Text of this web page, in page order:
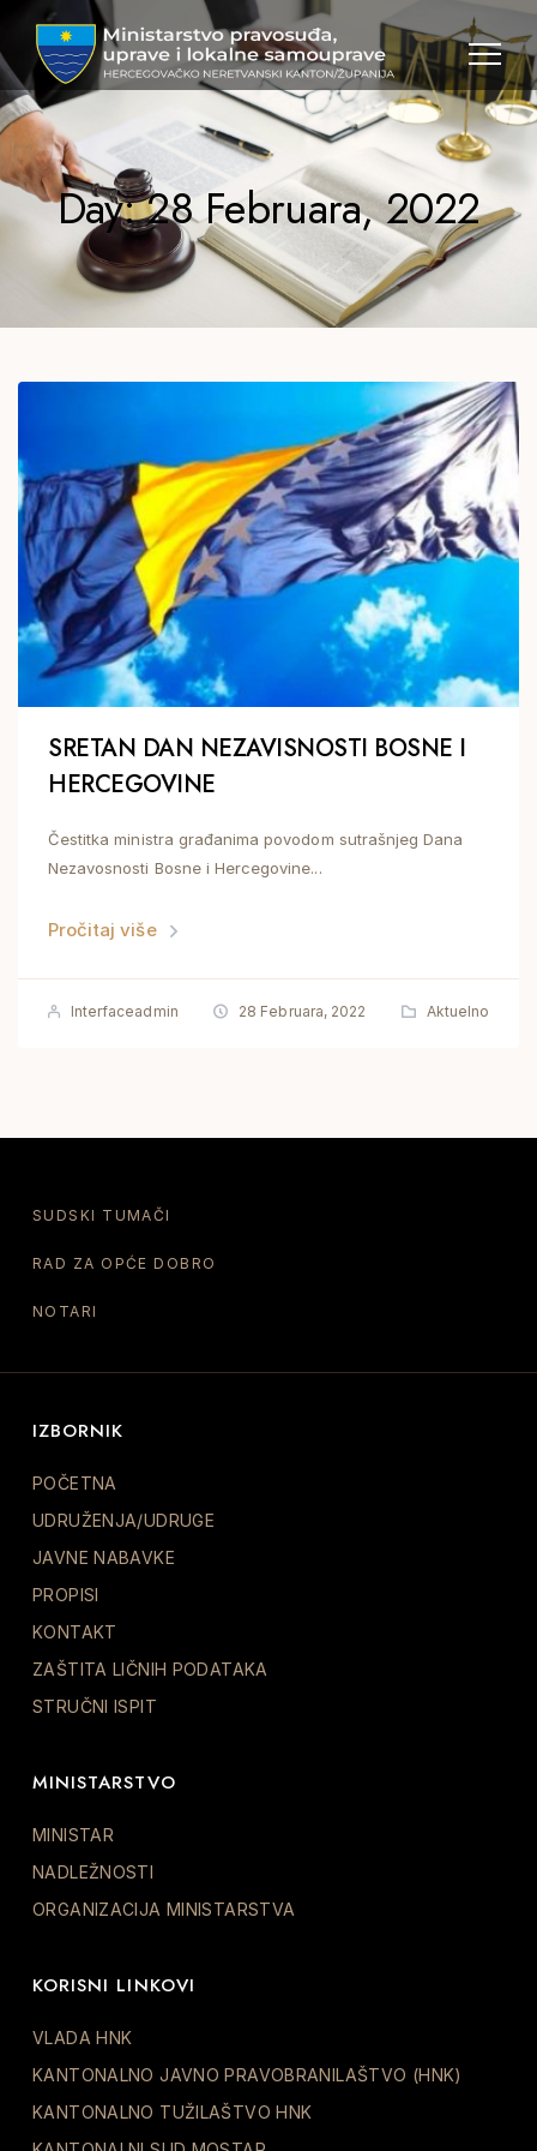
MPULS
HNK
Day: 28 Februara, 2022
SRETAN DAN NEZAVISNOSTI BOSNE I
HERCEGOVINE
Čestitka ministra građanima povodom sutrašnjeg Dana
Nezavosnosti Bosne i Hercegovine...
Pročitaj više
Interfaceadmin 28 Februara, 2022 Aktuelno
SUDSKI TUMAČI
RAD ZA OPĆE DOBRO
NOTARI
IZBORNIK
POČETNA
UDRUŽENJA/UDRUGE
JAVNE NABAVKE
PROPISI
KONTAKT
ZAŠTITA LIČNIH PODATAKA
STRUČNI ISPIT
MINISTARSTVO
MINISTAR
NADLEŽNOSTI
ORGANIZACIJA MINISTARSTVA
KORISNI LINKOVI
VLADA HNK
KANTONALNO JAVNO PRAVOBRANILAŠTVO (HNK)
KANTONALNO TUŽILAŠTVO HNK